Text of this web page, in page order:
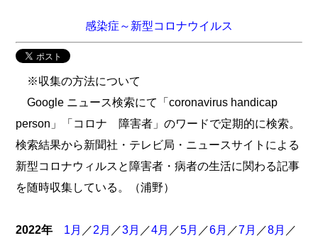
感染症～新型コロナウイルス
※収集の方法について
Google ニュース検索にて「coronavirus handicap
person」「コロナ 障害者」のワードで定期的に検索。
検索結果から新聞社・テレビ局・ニュースサイトによる
新型コロナウィルスと障害者・病者の生活に関わる記事
を随時収集している。（浦野）
2022年 1月 ／2月 ／3月 ／4月 ／5月 ／6月 ／7月 ／8月 ／